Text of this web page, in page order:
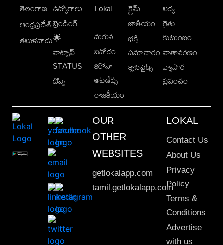
తెలంగాణ
ఆంధ్రప్రదేశ్
తమిళనాడు
ఉద్యోగాలు
ట్రెండింగ్
🌟
వాట్సాప్
STATUS
టిప్స్
Lokal
-
మగువ
వినోదం
కరోనా
అప్‌డేట్స్
రాజకీయం
క్రైమ్
జాతీయం
భక్తి
సమాచారం
క్లాసిఫైడ్స్
విద్య
రైతు
కుటుంబం
వాతావరణం
వ్యాపార
ప్రపంచం
OUR
OTHER
WEBSITES
getlokalapp.com
tamil.getlokalapp.com
LOKAL
Contact Us
About Us
Privacy
Policy
Terms &
Conditions
Advertise
with us